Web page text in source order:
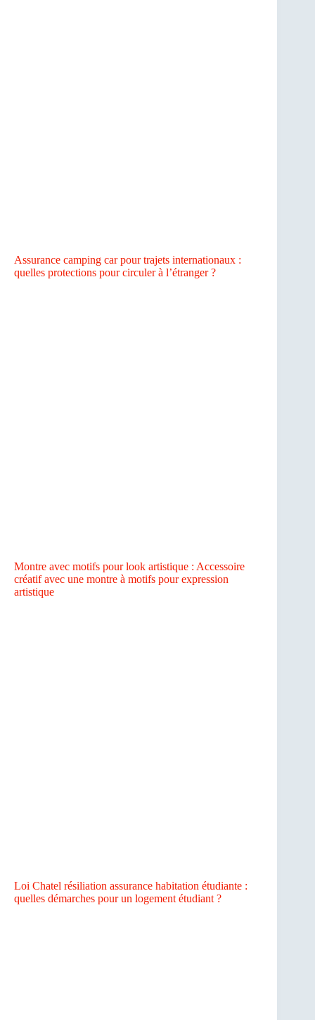
Assurance camping car pour trajets internationaux :
quelles protections pour circuler à l’étranger ?
Montre avec motifs pour look artistique : Accessoire
créatif avec une montre à motifs pour expression
artistique
Loi Chatel résiliation assurance habitation étudiante :
quelles démarches pour un logement étudiant ?